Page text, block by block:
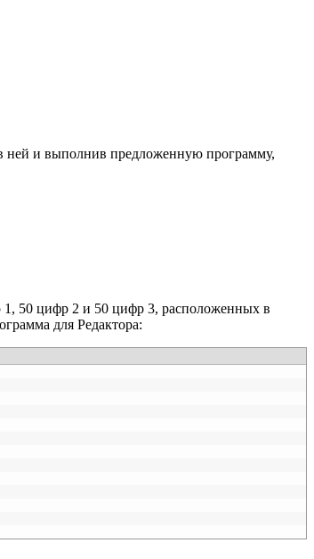
ней и выполнив предложенную программу,
1, 50 цифр 2 и 50 цифр 3, расположенных в
для Редактора: